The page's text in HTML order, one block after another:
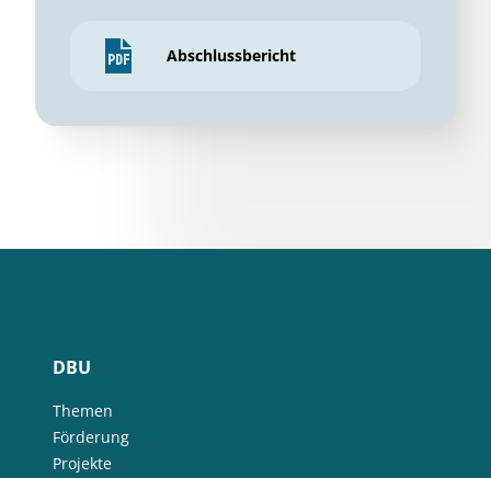
Abschlussbericht
DBU
Themen
Förderung
Projekte